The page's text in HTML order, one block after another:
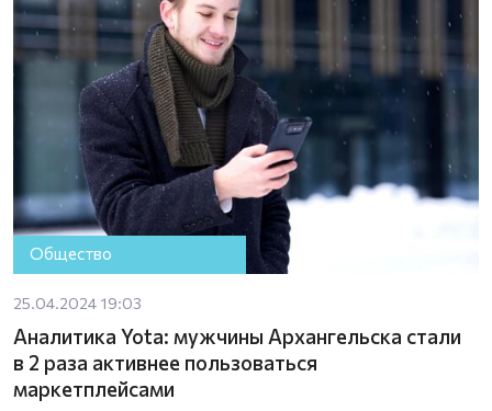
Общество
25.04.2024 19:03
Аналитика Yota: мужчины Архангельска стали
в 2 раза активнее пользоваться
маркетплейсами